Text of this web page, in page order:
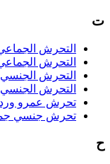
ت
التحرش الجماعي
التحرش
التحرش الجنسي
التحرش الجنسي
تحرش عمرو وردة
تحرش جنسي
ح